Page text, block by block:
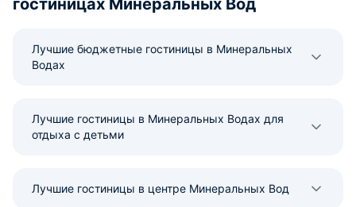
Лучшие бюджетные гостиницы в Минеральных
Водах
Лучшие гостиницы в Минеральных Водах для
отдыха с детьми
Лучшие гостиницы в центре Минеральных Вод